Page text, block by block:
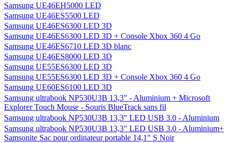
Samsung UE46EH5000 LED
Samsung UE46ES5500 LED
Samsung UE46ES6300 LED 3D
Samsung UE46ES6300 LED 3D + Console Xbox 360 4 Go
Samsung UE46ES6710 LED 3D blanc
Samsung UE46ES8000 LED 3D
Samsung UE55ES6300 LED 3D
Samsung UE55ES6300 LED 3D + Console Xbox 360 4 Go
Samsung UE60ES6100 LED 3D
Samsung ultrabook NP530U3B 13,3" - Aluminium + Microsoft
Explorer Touch Mouse - Souris BlueTrack sans fil
Samsung ultrabook NP530U3B 13,3" LED USB 3.0 - Aluminium
Samsung ultrabook NP530U3B 13,3" LED USB 3.0 - Aluminium+
Samsonite Sac pour ordinateur portable 14,1" S Noir